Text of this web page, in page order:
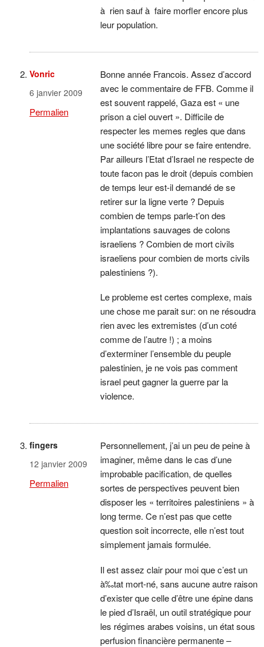
à rien sauf à faire morfler encore plus
leur population.
Vonric
6 janvier 2009
Permalien
Bonne année Francois. Assez d’accord
avec le commentaire de FFB. Comme il
est souvent rappelé, Gaza est « une
prison a ciel ouvert ». Difficile de
respecter les memes regles que dans
une société libre pour se faire entendre.
Par ailleurs l’Etat d’Israel ne respecte de
toute facon pas le droit (depuis combien
de temps leur est-il demandé de se
retirer sur la ligne verte ? Depuis
combien de temps parle-t’on des
implantations sauvages de colons
israeliens ? Combien de mort civils
israeliens pour combien de morts civils
palestiniens ?).
Le probleme est certes complexe, mais
une chose me parait sur: on ne résoudra
rien avec les extremistes (d’un coté
comme de l’autre !) ; a moins
d’exterminer l’ensemble du peuple
palestinien, je ne vois pas comment
israel peut gagner la guerre par la
violence.
fingers
12 janvier 2009
Permalien
Personnellement, j’ai un peu de peine à
imaginer, même dans le cas d’une
improbable pacification, de quelles
sortes de perspectives peuvent bien
disposer les « territoires palestiniens » à
long terme. Ce n’est pas que cette
question soit incorrecte, elle n’est tout
simplement jamais formulée.
Il est assez clair pour moi que c’est un
à‰tat mort-né, sans aucune autre raison
d’exister que celle d’être une épine dans
le pied d’Israël, un outil stratégique pour
les régimes arabes voisins, un état sous
perfusion financière permanente –